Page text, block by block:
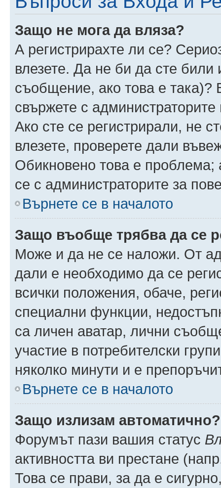
Защо не мога да вляза?
А регистрирахте ли се?
влезете. Да не би да сте
съобщение, ако това е така)?
свържете с
Ако сте се регистрирали, не
влезете, проверете дали
Обикновено това е проблема;
се с администраторите за
Върнете се в началото
Защо въобще трябва да се
Може и да не се наложи. От
дали е необходимо да се
всички положения, обаче,
специални функции,
са личен аватар, лични
участие в потребителски
няколко минути и е
Върнете се в началото
Защо излизам автоматично?
Форумът пази вашия статус
активността ви престане
Това се прави, за да е